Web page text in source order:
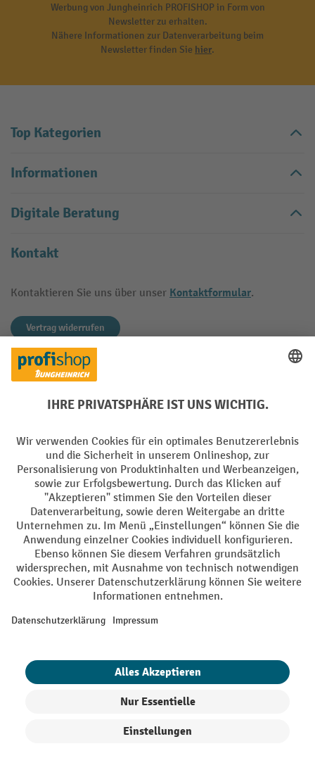
Werbung von Jungheinrich PROFISHOP in Form von
Newsletter zu erhalten.
Nähere Informationen zur Datenverarbeitung beim
Newsletter finden Sie hier.
Top Kategorien
Informationen
Digitale Beratung
Kontakt
Kontaktieren Sie uns über unser Kontaktformular.
Vertrag widerrufen
Käuferschutz
Mit geprüfter Qualität, Sicherheit und Transparenz ist jh-
Ihre Profi-Vorteile
Versandkostenfrei ab 250€
Sicherer Datenschutz
Persönliche Kaufberatung
Käuferschutz - Trusted Shops
Creditcard (Master)Creditcard (Visa)
EPS